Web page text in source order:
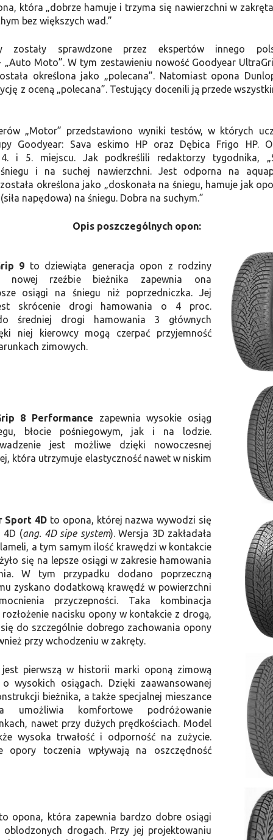
która „dobrze hamuje i trzyma się nawierzchni w
bez większych wad.”
sprawdzone przez ekspertów innego
Moto”. W tym zestawieniu nowość Goodyear
określona jako „polecana”. Natomiast opona
z oceną „polecana”. Testujący docenili ją przede
„Motor” przedstawiono wyniki testów, w których
Goodyear: Sava eskimo HP oraz Dębica Frigo HP.
i 5. miejscu. Jak podkreślili redaktorzy tygodnika,
i na suchej nawierzchni. Jest odporna na
określona jako „doskonała na śniegu, hamuje jak
napędowa) na śniegu. Dobra na suchym.”
Opis poszczególnych opon:
9 to dziewiąta generacja opon z rodziny
nowej rzeźbie bieżnika zapewnia ona
osiągi na śniegu niż poprzedniczka. Jej
skrócenie drogi hamowania o 4 proc.
średniej drogi hamowania 3 głównych
niej kierowcy mogą czerpać przyjemność
zimowych.
8 Performance zapewnia wysokie osiąg
błocie pośniegowym, jak i na lodzie.
jest możliwe dzięki nowoczesnej
która utrzymuje elastyczność nawet w niskim
Sport 4D to opona, której nazwa wywodzi się
4D (ang. 4D sipe system). Wersja 3D zakładała
a tym samym ilość krawędzi w kontakcie
się na lepsze osiągi w zakresie hamowania
W tym przypadku dodano poprzeczną
zyskano dodatkową krawędź w powierzchni
przyczepności. Taka kombinacja
nacisku opony w kontakcie z drogą,
do szczególnie dobrego zachowania opony
przy wchodzeniu w zakręty.
pierwszą w historii marki oponą zimową
wysokich osiągach. Dzięki zaawansowanej
bieżnika, a także specjalnej mieszance
umożliwia komfortowe podróżowanie
nawet przy dużych prędkościach. Model
wysoka trwałość i odporność na zużycie.
opory toczenia wpływają na oszczędność
opona, która zapewnia bardzo dobre osiągi
oblodzonych drogach. Przy jej projektowaniu